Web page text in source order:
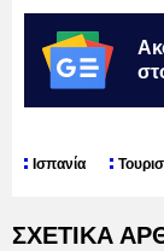
Ισπανία
ΣΧΕΤΙΚΑ